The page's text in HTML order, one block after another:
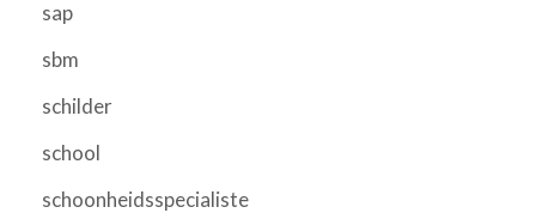
sap
sbm
schilder
school
schoonheidsspecialiste